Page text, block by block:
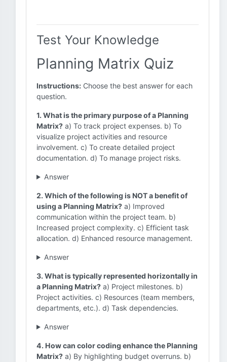
Test Your Knowledge
Planning Matrix Quiz
Instructions: Choose the best answer for each
question.
1. What is the primary purpose of a Planning
Matrix? a) To track project expenses. b) To
visualize project activities and resource
involvement. c) To create detailed project
documentation. d) To manage project risks.
Answer
2. Which of the following is NOT a benefit of
using a Planning Matrix? a) Improved
communication within the project team. b)
Increased project complexity. c) Efficient task
allocation. d) Enhanced resource management.
Answer
3. What is typically represented horizontally in
a Planning Matrix? a) Project milestones. b)
Project activities. c) Resources (team members,
departments, etc.). d) Task dependencies.
Answer
4. How can color coding enhance the Planning
Matrix? a) By highlighting budget overruns. b)